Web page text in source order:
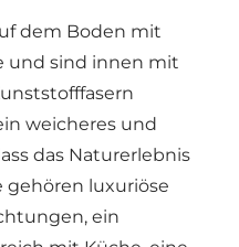
dem Boden mit
und sind innen mit
weicheres und
das Naturerlebnis
gehören luxuriöse
ein